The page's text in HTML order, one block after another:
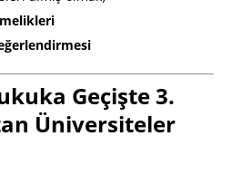
Geçişte 3.
Üniversiteler